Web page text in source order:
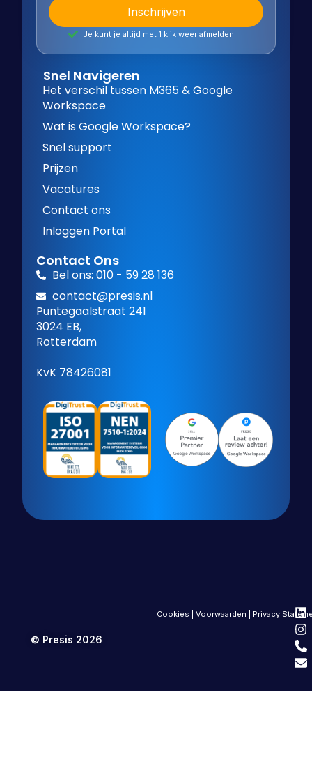
Je kunt je altijd met 1 klik weer afmelden
Snel Navigeren
Het verschil tussen M365 & Google
Workspace
Wat is Google Workspace?
Snel support
Prijzen
Vacatures
Contact ons
Inloggen Portal
Contact Ons
Bel ons: 010 - 59 28 136
contact@presis.nl
Puntegaalstraat 241
3024 EB,
Rotterdam
KvK 78426081
© Presis 2026
Cookies |Voorwaarden Privacy